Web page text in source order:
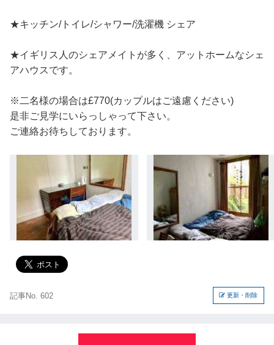
★キッチン/トイレ/シャワー/洗濯機 シェア
★イギリス人のシェアメイトが多く、アットホームなシェ
アハウスです。
※二名様の場合は£770(カップルはご遠慮ください)
是非ご見学にいらっしゃって下さい。
ご連絡お待ちしております。
記事No. 602 更新・削除